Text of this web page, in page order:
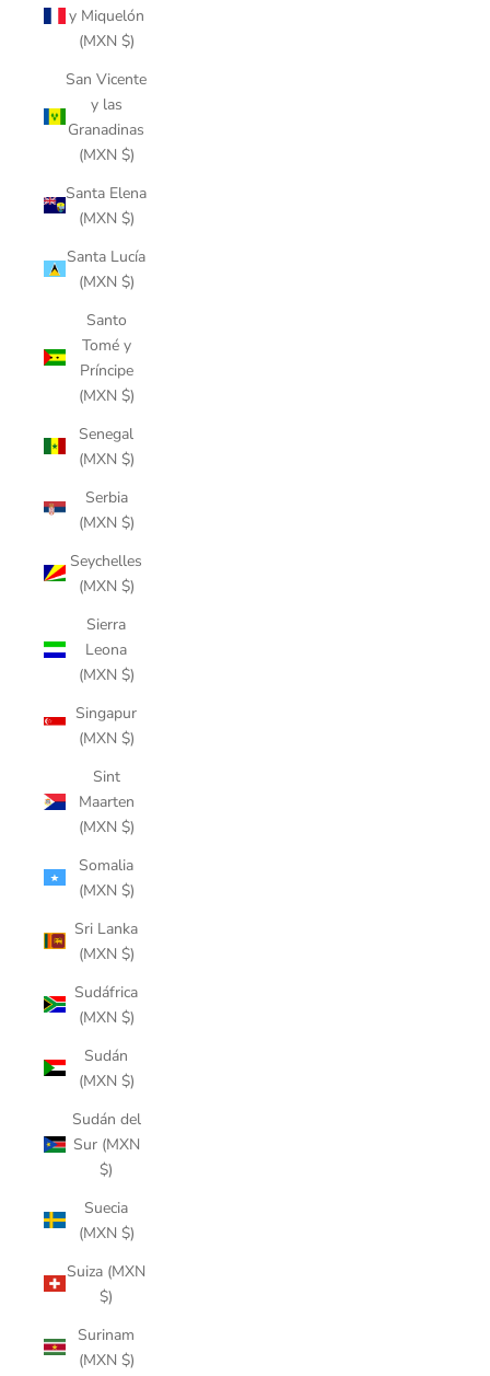
y Miquelón
(MXN $)
San Vicente
y las
Granadinas
(MXN $)
Santa Elena
(MXN $)
Santa Lucía
(MXN $)
Santo
Tomé y
Príncipe
(MXN $)
Senegal
(MXN $)
Serbia
(MXN $)
Seychelles
(MXN $)
Sierra
Leona
(MXN $)
Singapur
(MXN $)
Sint
Maarten
(MXN $)
Somalia
(MXN $)
Sri Lanka
(MXN $)
Sudáfrica
(MXN $)
Sudán
(MXN $)
Sudán del
Sur (MXN
$)
Suecia
(MXN $)
Suiza (MXN
$)
Surinam
(MXN $)